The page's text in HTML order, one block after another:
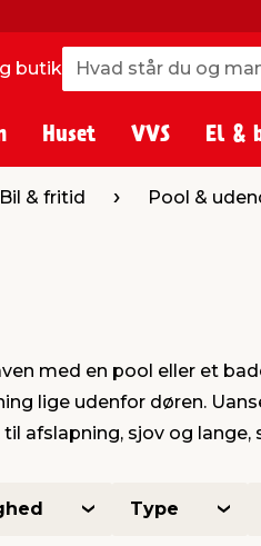
butik Hvad står du og
Hvad står du og
Huset VVS El &
Bil & fritid Pool &
med en pool eller et
lige udenfor døren.
afslapning, sjov og
Type